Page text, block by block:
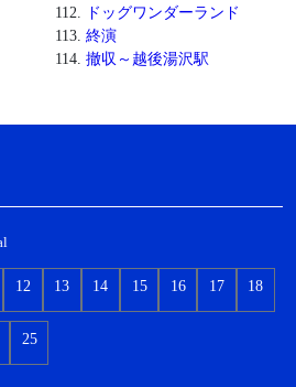
ドッグワンダーランド
終演
撤収～越後湯沢駅
12 13 14 15 16 17 18
25